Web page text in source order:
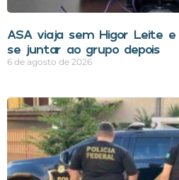
ASA viaja sem Higor Leite
se juntar ao grupo depois
6 de agosto de 2026